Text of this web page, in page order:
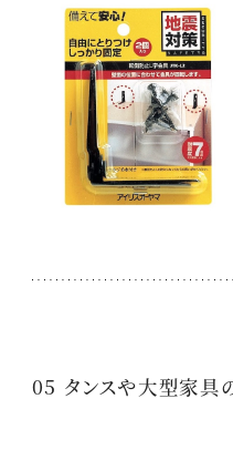
05 タンスや大型家具